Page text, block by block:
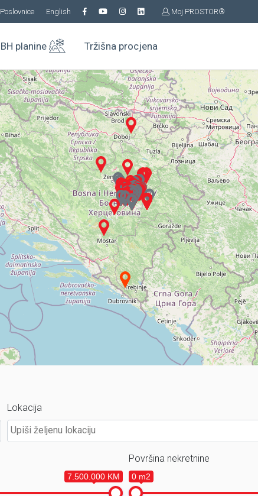
Poslovnice English Moj PROSTOR®
BH planine Tržišna procjena
Lokacija
7.500.000 KM
Površina nekretnine
0 m2